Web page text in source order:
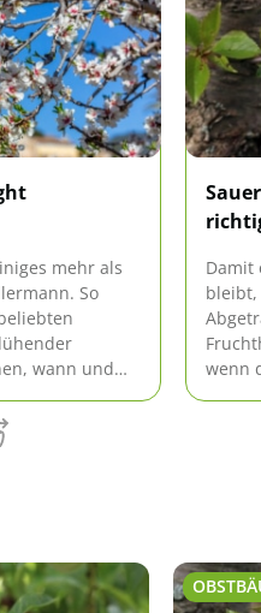
mehr als
So
wann und
Damit
bleibt,
wenn